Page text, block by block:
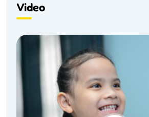
Video